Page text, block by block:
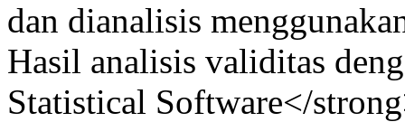
dan dianalisis
Hasil analisis validitas
Statistical Software</